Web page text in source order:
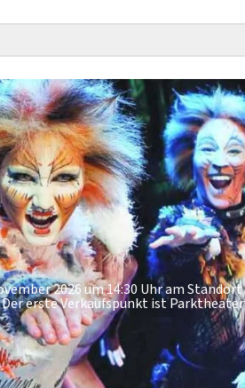
2026 um 14:30 Uhr am Standort
Der erste Verkaufspunkt ist Parktheater